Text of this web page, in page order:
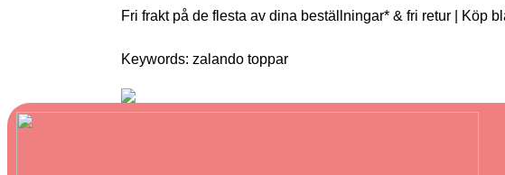
Fri frakt på de flesta av dina beställningar* & fri retur | Köp
Keywords: zalando toppar